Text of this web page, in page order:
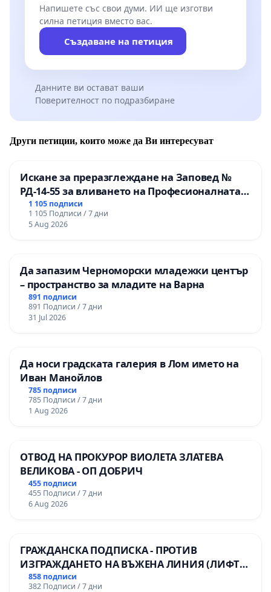
Напишете със свои думи. ИИ ще изготви
силна петиция вместо вас.
Създаване на петиция
Данните ви остават ваши
Поверителност по подразбиране
Други петиции, които може да Ви интересуват
Искане за преразглеждане на Заповед №
РД-14-55 за вливането на Професионалната
гимназия по промишлени технологии в
Професионалната гимназия по икономика и
мениджмънт – гр. Пазарджик
1 105 подписи
1 105 Подписи / 7 дни
5 Aug 2026
Да запазим Черноморски младежки център
– пространство за младите на Варна
891 подписи
891 Подписи / 7 дни
31 Jul 2026
Да носи градската галерия в Лом името на
Иван Манойлов
785 подписи
785 Подписи / 7 дни
1 Aug 2026
ОТВОД НА ПРОКУРОР ВИОЛЕТА ЗЛАТЕВА
ВЕЛИКОВА - ОП ДОБРИЧ
455 подписи
455 Подписи / 7 дни
6 Aug 2026
ГРАЖДАНСКА ПОДПИСКА - ПРОТИВ
ИЗГРАЖДАНЕТО НА ВЪЖЕНА ЛИНИЯ (ЛИФТ)
НА ТЕРИТОРИЯТА НА ПРИРОДНА
858 подписи
382 Подписи / 7 дни